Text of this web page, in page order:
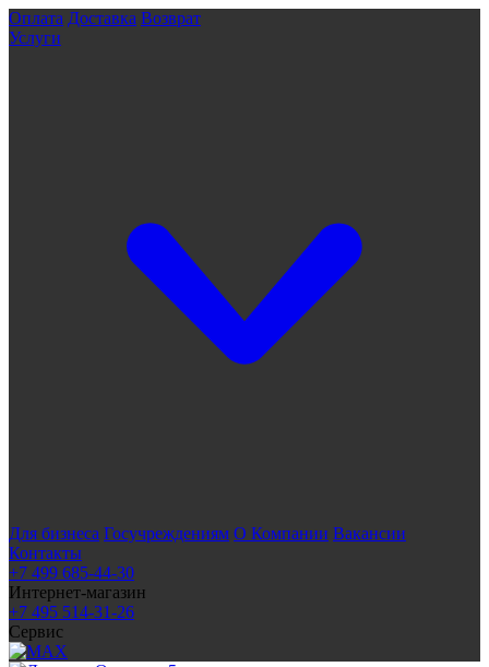
Оплата Доставка Возврат
Услуги
Для бизнеса Госучреждениям О Компании Вакансии
Контакты
+7 499 685-44-30
Интернет-магазин
+7 495 514-31-26
Сервис